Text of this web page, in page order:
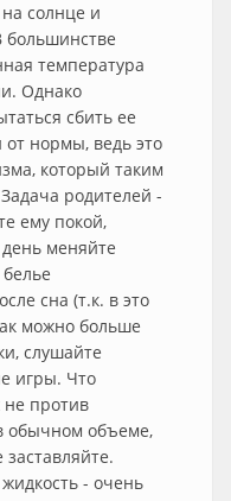
солнце и
большинстве
температура
Однако
сбить ее
нормы, ведь это
который таким
родителей -
ему покой,
меняйте
сна (т.к. в это
можно больше
слушайте
игры. Что
не против
обычном объеме,
- очень